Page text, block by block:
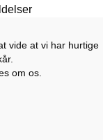
vide at vi har hurtige
om os.
4.7 Stjerne